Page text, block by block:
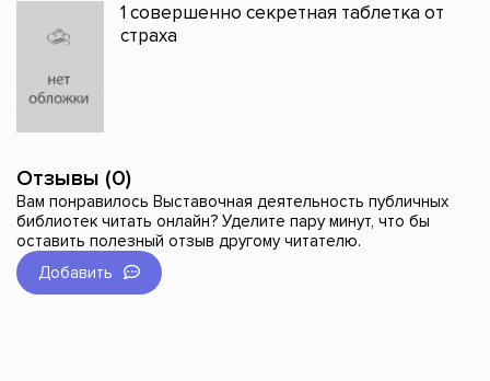
1 совершенно секретная таблетка от
страха
Отзывы (0)
Вам понравилось Выставочная деятельность публичных
библиотек читать онлайн? Уделите пару минут, что бы
оставить полезный отзыв другому читателю.
Добавить